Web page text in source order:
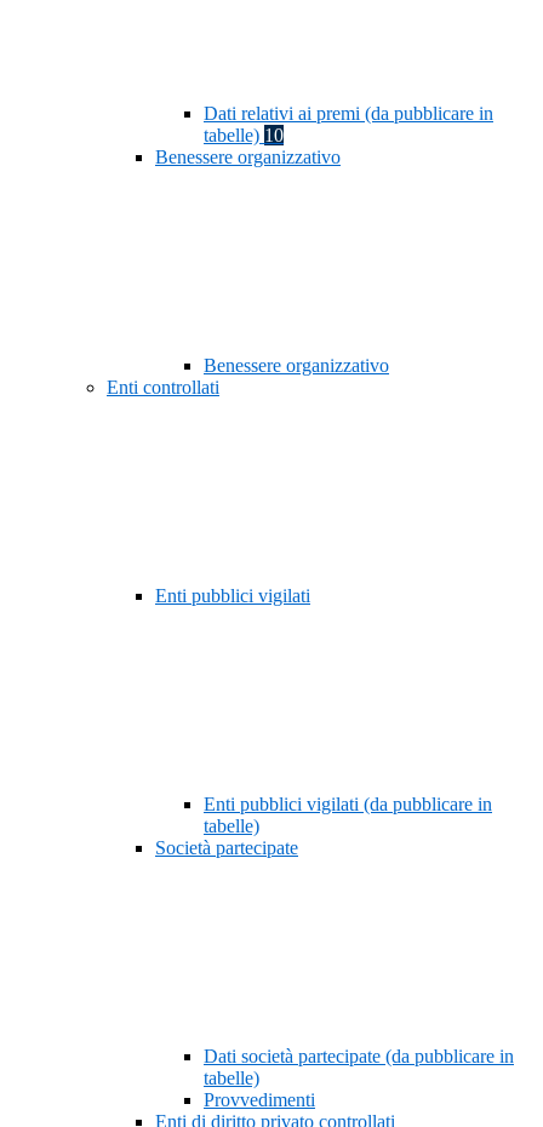
Dati relativi ai premi (da pubblicare in
tabelle) 10
Benessere organizzativo
Benessere organizzativo
Enti controllati
Enti pubblici vigilati
Enti pubblici vigilati (da pubblicare in
tabelle)
Società partecipate
Dati società partecipate (da pubblicare in
tabelle)
Provvedimenti
Enti di diritto privato controllati